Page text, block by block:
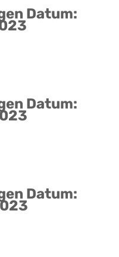
Datum:
Datum:
Datum: